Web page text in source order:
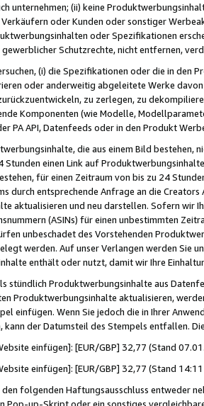
unternehmen; (ii) keine
oder Kunden oder sonstiger
oder Spezifikationen
Schutzrechte, nicht entfernen,
(i) die Spezifikationen oder die in
oder anderweitig abgeleitete Werke
zu zerlegen, zu
Komponenten (wie Modelle,
PA API, Datenfeeds oder in den Produkt
die aus einem Bild bestehen,
Stunden einen Link auf
für einen Zeitraum von bis zu 24
durch entsprechende Anfrage an die
aktualisieren und neu darstellen. Sofern wir
(ASINs) für einen unbestimmten
unbeschadet des Vorstehenden
werden. Auf unser Verlangen werden Sie
enthält oder nutzt, damit wir Ihre
stündlich Produktwerbungsinhalte aus
Produktwerbungsinhalte aktualisieren,
einfügen. Wenn Sie jedoch die in Ihrer
kann der Datumsteil des Stempels entfallen.
einfügen]: [EUR/GBP] 32,77 (Stand
einfügen]: [EUR/GBP] 32,77 (Stand
den folgenden Haftungsausschluss entweder
Pop-up-Skript oder ein sonstiges